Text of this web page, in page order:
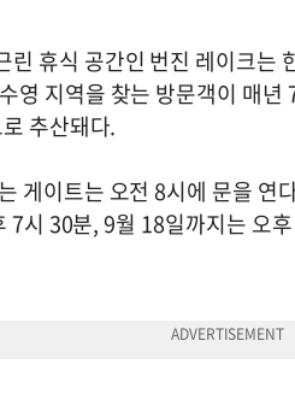
린 휴식 공간인 번진 레이크는
영 지역을 찾는 방문객이 매
추산돼다.
게이트는 오전 8시에 문을 연
7시 30분, 9월 18일까지는 오